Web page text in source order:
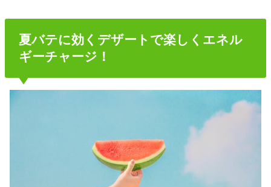
夏バテに効くデザートで楽しくエネル
ギーチャージ！